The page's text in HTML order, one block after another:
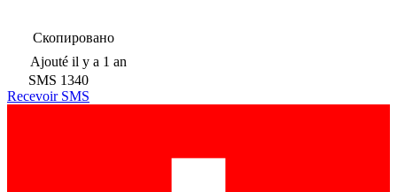
Скопировано
Ajouté il y a 1 an
SMS 1340
Recevoir SMS